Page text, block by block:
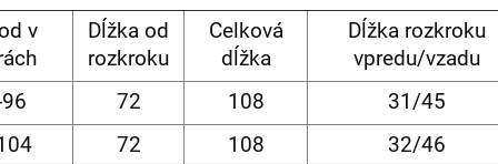
v
Dĺžka od
rozkroku
Celková
dĺžka
Dĺžka rozkroku
vpredu/vzadu
72 108
31/45
72 108
32/46